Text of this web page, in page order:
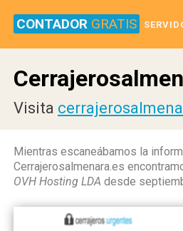
CONTADOR GRATIS
Visita
Mientras escaneábamos la
Cerrajerosalmenara.es
OVH Hosting LDA desde